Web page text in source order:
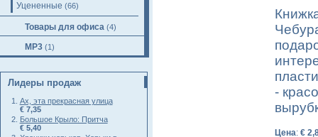
Уцененные (66)
Товары для офиса (4)
MP3 (1)
Лидеры продаж
Ах, эта прекрасная улица
€ 7,35
Большое Крыло: Притча
€ 5,40
-
Цена: €